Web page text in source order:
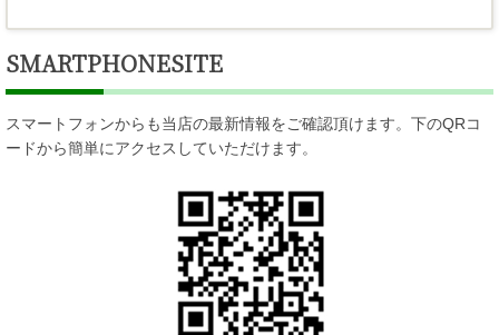
SMARTPHONESITE
スマートフォンからも当店の最新情報をご確認頂けます。下のQRコ
ードから簡単にアクセスしていただけます。